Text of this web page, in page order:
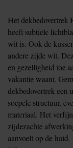
Het dekbedovertrek
heeft subtiele
wit is. Ook de
andere zijde wit.
en gezelligheid toe
vakantie waant.
dekbedovertrek een
soepele structuur,
materiaal. Het
zijdezachte
aanvoelt op de